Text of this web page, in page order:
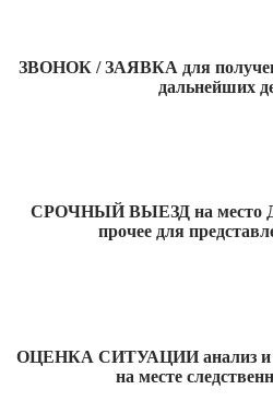
ЗВОНОК / ЗАЯВКА для
дальнейших
СРОЧНЫЙ ВЫЕЗД на место
прочее для
ОЦЕНКА СИТУАЦИИ анализ и
на месте